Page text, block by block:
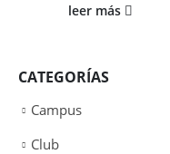
leer más
CATEGORÍAS
Campus
Club